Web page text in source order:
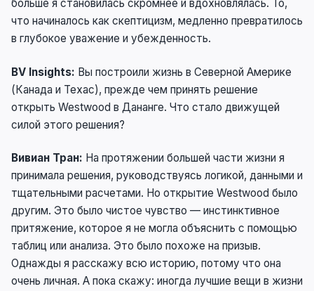
больше я становилась скромнее и вдохновлялась. То,
что начиналось как скептицизм, медленно превратилось
в глубокое уважение и убежденность.
BV Insights: Вы построили жизнь в Северной Америке
(Канада и Техас), прежде чем принять решение
открыть Westwood в Дананге. Что стало движущей
силой этого решения?
Вивиан Тран: На протяжении большей части жизни я
принимала решения, руководствуясь логикой, данными и
тщательными расчетами. Но открытие Westwood было
другим. Это было чистое чувство — инстинктивное
притяжение, которое я не могла объяснить с помощью
таблиц или анализа. Это было похоже на призыв.
Однажды я расскажу всю историю, потому что она
очень личная. А пока скажу: иногда лучшие вещи в жизни